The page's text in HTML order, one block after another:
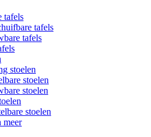
tafels
tafels
tafels
stoelen
stoelen
stoelen
stoelen
meer